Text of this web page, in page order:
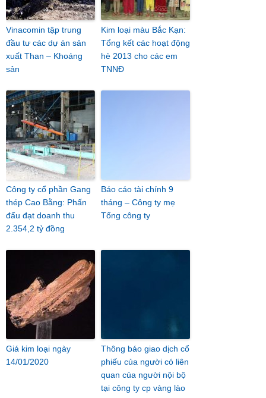
Vinacomin tập trung
đầu tư các dự án sản
xuất Than – Khoáng
sản
Kim loại màu Bắc Kạn:
Tổng kết các hoạt động
hè 2013 cho các em
TNNĐ
Công ty cổ phần Gang
thép Cao Bằng: Phấn
đấu đạt doanh thu
2.354,2 tỷ đồng
Báo cáo tài chính 9
tháng – Công ty mẹ
Tổng công ty
Giá kim loại ngày
14/01/2020
Thông báo giao dịch cổ
phiếu của người có liên
quan của người nội bộ
tại công ty cp vàng lào